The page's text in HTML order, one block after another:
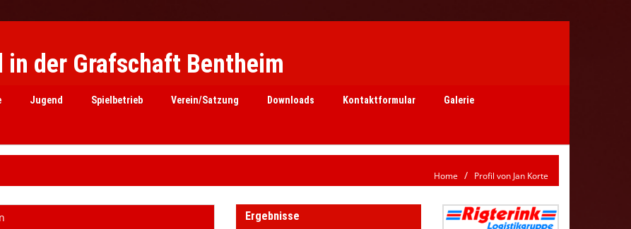
der Grafschaft Bentheim
Jugend Spielbetrieb Verein/Satzung Downloads Kontaktformular Galerie
Home Profil von Jan Korte
Ergebnisse